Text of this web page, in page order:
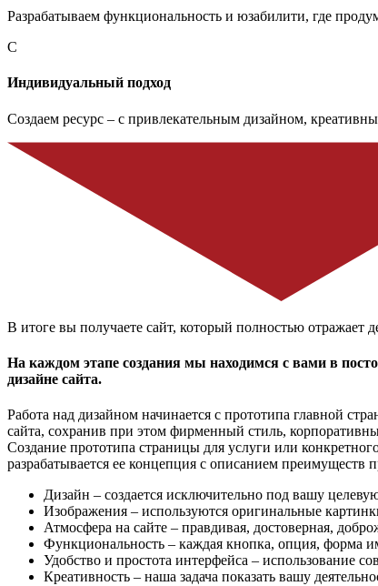
Разрабатываем функциональность и юзабилити, где
C
Индивидуальный подход
Создаем ресурс – с привлекательным дизайном,
В итоге вы получаете сайт, который полностью отражает
На каждом этапе создания мы находимся с вами в
дизайне сайта.
Работа над дизайном начинается с прототипа главной
сайта, сохранив при этом фирменный стиль,
Создание прототипа страницы для услуги или
разрабатывается ее концепция с описанием
Дизайн – создается исключительно под вашу
Изображения – используются оригинальные
Атмосфера на сайте – правдивая, достоверная,
Функциональность – каждая кнопка, опция, форма
Удобство и простота интерфейса – использование
Креативность – наша задача показать вашу